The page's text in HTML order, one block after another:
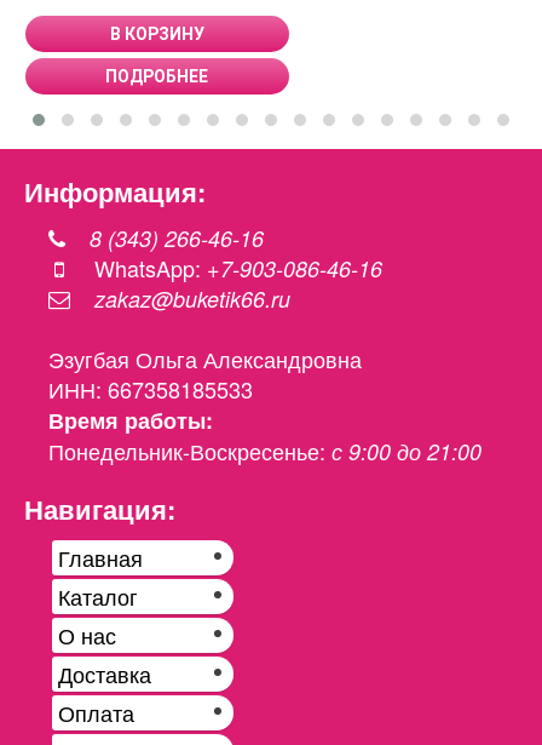
В КОРЗИНУ
ПОДРОБНЕЕ
Информация:
8 (343) 266-46-16
WhatsApp: +7-903-086-46-16
zakaz@buketik66.ru
Эзугбая Ольга Александровна
ИНН: 667358185533
Время работы:
Понедельник-Воскресенье: с 9:00 до 21:00
Навигация:
Главная
Каталог
О нас
Доставка
Оплата